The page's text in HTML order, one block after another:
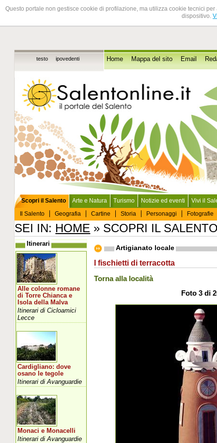
Questo portale non gestisce cookie di profilazione, ma utilizza cookie tecnici
dispositivo.
testo ipovedenti Home Mappa del sito Email
Scopri il Salento
Il Salento
Geografia Cartine Storia Personaggi Fotografie
Arte e Natura Turismo Notizie ed eventi Vivi il
SEI IN: HOME » SCOPRI IL
Artigianato locale
I fischietti di terracotta
Torna alla località
Foto 3 di
Itinerari
Alle colonne romane
di Torre Chianca e
Isola della Malva
Itinerari di Cicloamici
Lecce
Cardigliano: dove
osano le tegole
Itinerari di Avanguardie
Monaci e Monacelli
Itinerari di Avanguardie